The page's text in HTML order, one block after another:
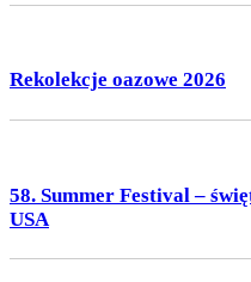
Rekolekcje oazowe 2026
58. Summer Festival –
USA